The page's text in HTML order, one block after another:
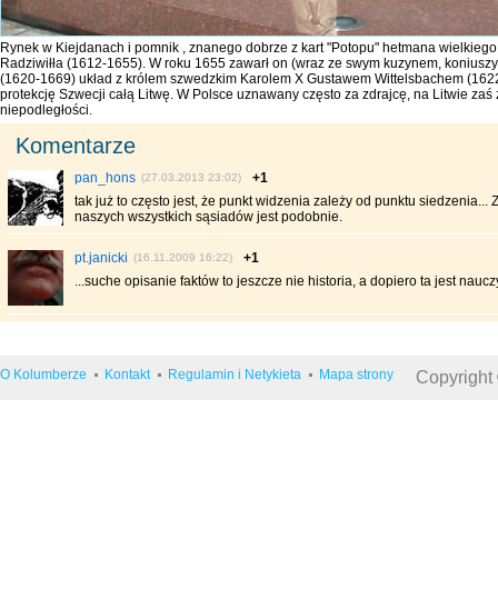
Rynek w Kiejdanach i pomnik , znanego dobrze z kart "Potopu" hetmana
Radziwiłła (1612-1655). W roku 1655 zawarł on (wraz ze swym kuzynem,
(1620-1669) układ z królem szwedzkim Karolem X Gustawem Wittelsbachem
protekcję Szwecji całą Litwę. W Polsce uznawany często za zdrajcę, na Litwie
niepodległości.
Komentarze
pan_hons (27.03.2013 23:02)
+1
tak już to często jest, że punkt widzenia zależy od punktu siedzenia...
naszych wszystkich sąsiadów jest podobnie.
pt.janicki (16.11.2009 16:22)
+1
...suche opisanie faktów to jeszcze nie historia, a dopiero ta jest
O Kolumberze Kontakt Regulamin i Netykieta Mapa strony